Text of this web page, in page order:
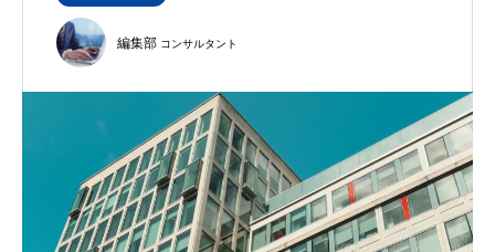
編集部 コンサルタント